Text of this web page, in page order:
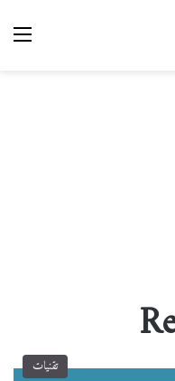
تقنيات